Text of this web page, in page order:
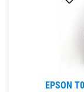
EPSON